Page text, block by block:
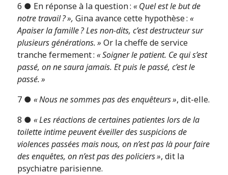
6 ● En réponse à la question : « Quel est le but de
notre travail ? », Gina avance cette hypothèse : «
Apaiser la famille ? Les non-dits, c’est destructeur sur
plusieurs générations. » Or la cheffe de service
tranche fermement : « Soigner le patient. Ce qui s’est
passé, on ne saura jamais. Et puis le passé, c’est le
passé. »
7 ● « Nous ne sommes pas des enquêteurs », dit-elle.
8 ● « Les réactions de certaines patientes lors de la
toilette intime peuvent éveiller des suspicions de
violences passées mais nous, on n’est pas là pour faire
des enquêtes, on n’est pas des policiers », dit la
psychiatre parisienne.